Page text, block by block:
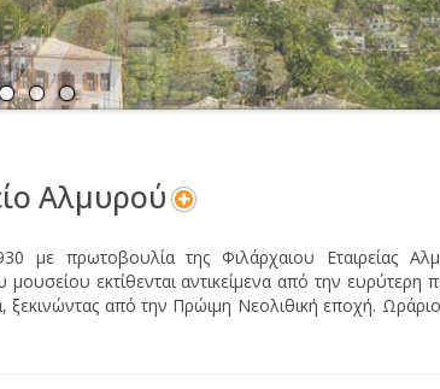
Αλμυρού
με πρωτοβουλία της Φιλάρχαιου Εταιρείας
μουσείου εκτίθενται αντικείμενα από την ευρύτερη
από την Πρώιμη Νεολιθική εποχή.